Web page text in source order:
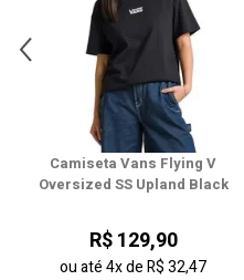
Camiseta Vans Flying V
Oversized SS Upland Black
R$ 129,90
ou até4xdeR$ 32,47